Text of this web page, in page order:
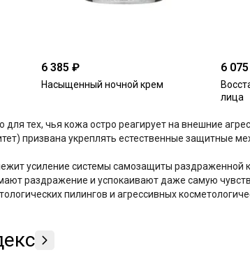
6 385 ₽
Насыщенный ночной крем
6
лица
для тех, чья кожа остро реагирует на внешние
призвана укреплять естественные защитные
усиление системы самозащиты раздраженной
раздражение и успокаивают даже самую
пилингов и агрессивных